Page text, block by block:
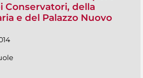
Conservatori, della
e del Palazzo Nuovo